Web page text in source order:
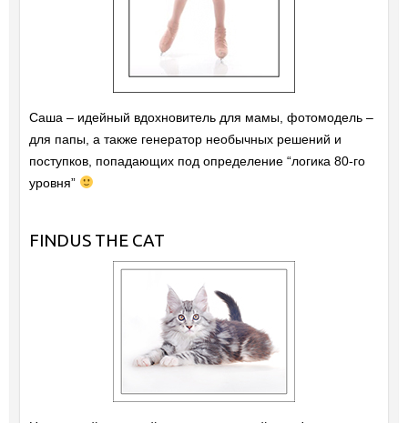
Саша – идейный вдохновитель для мамы, фотомодель –
для папы, а также генератор необычных решений и
поступков, попадающих под определение “логика 80-го
уровня”
FINDUS THE CAT